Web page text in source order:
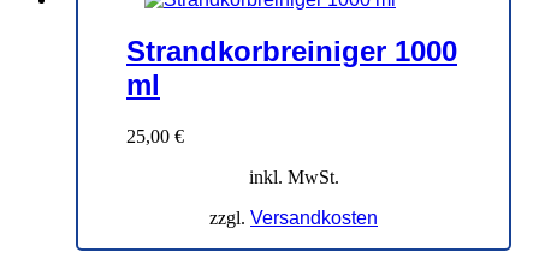
Strandkorbreiniger 1000
ml
25,00 €
inkl. MwSt.
zzgl. Versandkosten